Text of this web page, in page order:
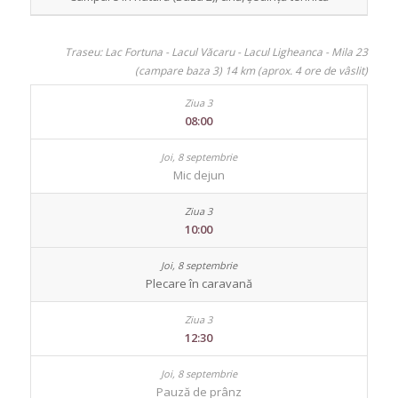
Traseu: Lac Fortuna - Lacul Văcaru - Lacul Ligheanca - Mila 23
(campare baza 3) 14 km (aprox. 4 ore de vâslit)
08:00
Mic dejun
10:00
Plecare în caravană
12:30
Pauză de prânz